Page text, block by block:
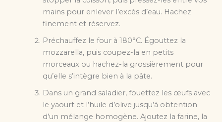
mains pour enlever l’excès d’eau. Hachez
finement et réservez.
Préchauffez le four à 180°C. Égouttez la
mozzarella, puis coupez-la en petits
morceaux ou hachez-la grossièrement pour
qu’elle s’intègre bien à la pâte.
Dans un grand saladier, fouettez les œufs avec
le yaourt et l’huile d’olive jusqu’à obtention
d’un mélange homogène. Ajoutez la farine, la